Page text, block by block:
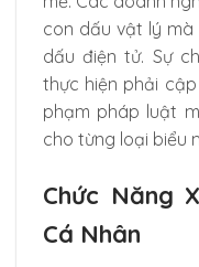
con dấu vật lý mà
dấu điện tử. Sự
thực hiện phải
phạm pháp luật
cho từng loại biểu
Chức Năng
Cá Nhân